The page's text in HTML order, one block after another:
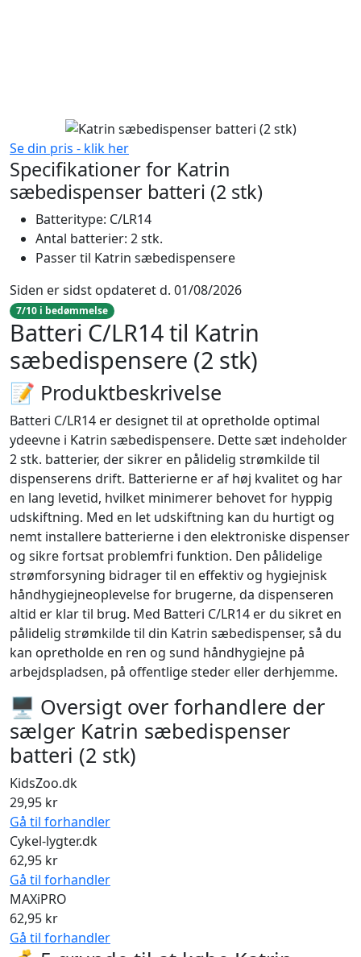
Se din pris - klik her
Specifikationer for Katrin
sæbedispenser batteri (2 stk)
Batteritype: C/LR14
Antal batterier: 2 stk.
Passer til Katrin sæbedispensere
Siden er sidst opdateret d. 01/08/2026
7/10 i bedømmelse
Batteri C/LR14 til Katrin
sæbedispensere (2 stk)
📝 Produktbeskrivelse
Batteri C/LR14 er designet til at opretholde optimal
ydeevne i Katrin sæbedispensere. Dette sæt indeholder
2 stk. batterier, der sikrer en pålidelig strømkilde til
dispenserens drift. Batterierne er af høj kvalitet og har
en lang levetid, hvilket minimerer behovet for hyppig
udskiftning. Med en let udskiftning kan du hurtigt og
nemt installere batterierne i den elektroniske dispenser
og sikre fortsat problemfri funktion. Den pålidelige
strømforsyning bidrager til en effektiv og hygiejnisk
håndhygiejneoplevelse for brugerne, da dispenseren
altid er klar til brug. Med Batteri C/LR14 er du sikret en
pålidelig strømkilde til din Katrin sæbedispenser, så du
kan opretholde en ren og sund håndhygiejne på
arbejdspladsen, på offentlige steder eller derhjemme.
🖥 Oversigt over forhandlere der
sælger Katrin sæbedispenser
batteri (2 stk)
KidsZoo.dk
29,95 kr
Gå til forhandler
Cykel-lygter.dk
62,95 kr
Gå til forhandler
MAXiPRO
62,95 kr
Gå til forhandler